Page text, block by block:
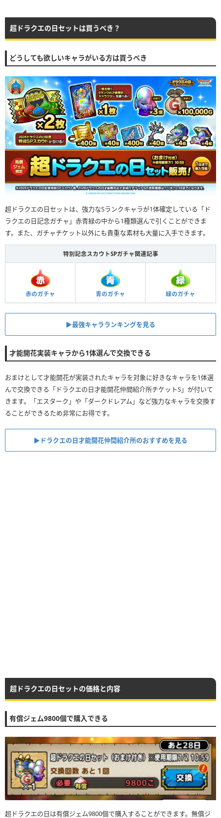
超ドラクエの日セットは買うべき？
どうしても欲しいキャラがいる方は買うべき
超ドラクエの日セットは、強力なSランクキャラが1体確定している「ド
ラクエの日記念ガチャ」赤青緑の中から1種類選んで引くことができま
す。また、ガチャチケット以外にも貴重な素材も大量に入手できます。
特別記念スカウトSPガチャ関連記事
赤のガチャ 青のガチャ 緑のガチャ
▶︎最強キャラランキングを見る
才能開花実装キャラから1体選んで交換できる
おまけとして才能開花が実装されたキャラを対象に好きなキャラを1体選
んで交換できる「ドラクエの日才能開花仲間紹介所チケットS」が付いて
きます。「エスターク」や「ダークドレアム」など強力なキャラを交換す
ることができるため非常にお得です。
▶︎ドラクエの日才能開花仲間紹介所のおすすめを見る
超ドラクエの日セットの価格と内容
有償ジェム9800個で購入できる
超ドラクエの日は有償ジェム9800個で購入することができます。無償ジ